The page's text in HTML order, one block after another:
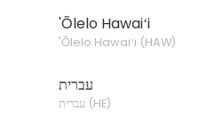
'Ōlelo Hawaiʻi
'Ōlelo Hawaiʻi (HAW)
עברית
עברית(HE)